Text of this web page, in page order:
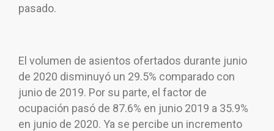
pasado.
El volumen de asientos ofertados durante junio
de 2020 disminuyó un 29.5% comparado con
junio de 2019. Por su parte, el factor de
ocupación pasó de 87.6% en junio 2019 a 35.9%
en junio de 2020. Ya se percibe un incremento